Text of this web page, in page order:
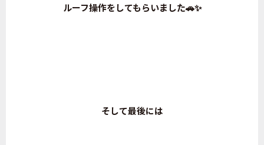
ルーフ操作をしてもらいました🚗✨
そして最後には